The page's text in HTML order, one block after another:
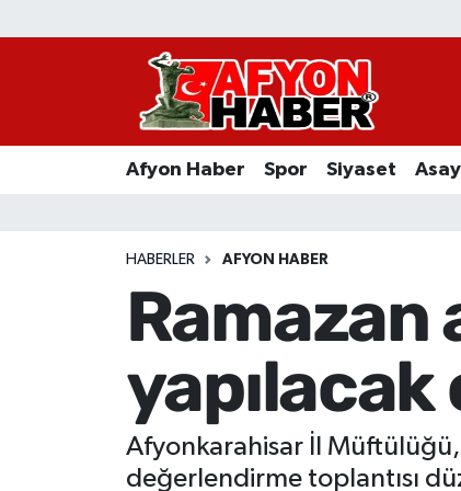
Afyon Haber Spor Siyaset
HABERLER AFYON HABER
Ramazan
Afyonkarahisar İl Müftülüğü,
değerlendirme toplantısı
Afyon Haber
Asayiş Yaşam
Sivil Toplum
Ekonomi